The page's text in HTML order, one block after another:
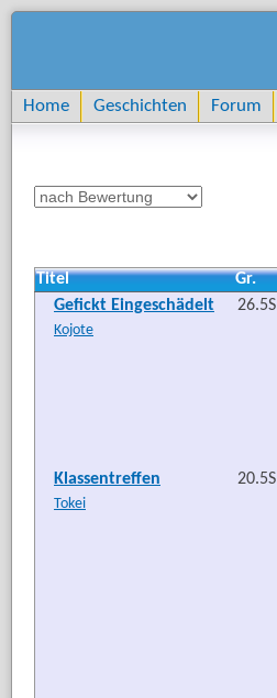
Home Geschichten Forum
Titel Gr.
Gefickt Eingeschädelt
Kojote
26.5S
Klassentreffen
Tokei
20.5S